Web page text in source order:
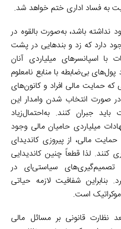
به فساد اداری ختم خواهد شد.
نداشته باشد، به‌صورت بالقوه در
دارد که زد و بندهایی در پشت
با اسپانسرهای میلیاردی آنان
بی‌ضابطه با منابع نامعلوم
که حمایت مالی افراد و کانون‌های
صورت انتخاب شدن وامدار این
جبران کنند. به‌احتمال‌زیاد
میلیاردی حامیان مالی وجود
مالی، از پیروزی کاندیدای
کنند. لذا قطعاً چنین کاندیدایی
تصمیم‌گیری‌های سیاستی‌ای در
بنابراین شفافیت لازمه حیاتی
است.
نظارت قانونی بر مسائل مالی